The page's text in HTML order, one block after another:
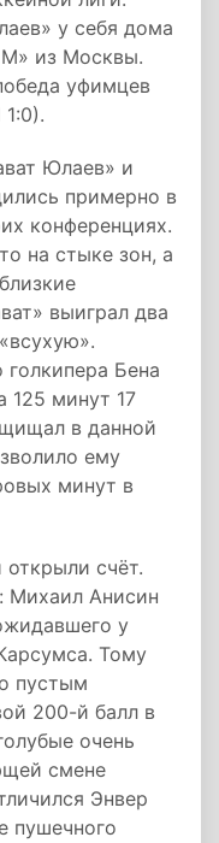
у себя дома
из Москвы.
уфимцев
Юлаев» и
примерно в
конференциях.
на стыке зон, а
выиграл два
голкипера Бена
125 минут 17
в данной
ему
минут в
счёт.
Михаил Анисин
у
Тому
пустым
200-й балл в
очень
смене
Энвер
пушечного